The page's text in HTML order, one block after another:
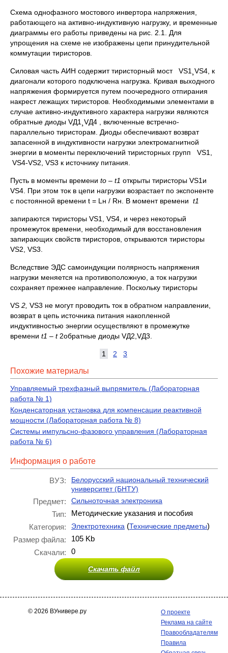
Схема однофазного мостового инвертора напряжения,
работающего на активно-индуктивную нагрузку, и временные
диаграммы его работы приведены на рис. 2.1. Для
упрощения на схеме не изображены цепи принудительной
коммутации тиристоров.
Силовая часть АИН содержит тиристорный мост VS1¸VS4, к
диагонали которого подключена нагрузка. Кривая выходного
напряжения формируется путем поочередного отпирания
накрест лежащих тиристоров. Необходимыми элементами в
случае активно-индуктивного характера нагрузки являются
обратные диоды VД1¸VД4 , включенные встречно-
параллельно тиристорам. Диоды обеспечивают возврат
запасенной в индуктивности нагрузки электромагнитной
энергии в моменты переключений тиристорных групп VS1,
VS4-VS2, VS3 к источнику питания.
Пусть в моменты времени tо – t1 открыты тиристоры VS1и
VS4. При этом ток в цепи нагрузки возрастает по экспоненте
с постоянной времени t = Lн / Rн. В момент времени t1
запираются тиристоры VS1, VS4, и через некоторый
промежуток времени, необходимый для восстановления
запирающих свойств тиристоров, открываются тиристоры
VS2, VS3.
Вследствие ЭДС самоиндукции полярность напряжения
нагрузки меняется на противоположную, а ток нагрузки
сохраняет прежнее направление. Поскольку тиристоры
VS 2, VS3 не могут проводить ток в обратном направлении,
возврат в цепь источника питания накопленной
индуктивностью энергии осуществляют в промежутке
времени t1 – t2обратные диоды VД2,VД3.
1 2 3
Похожие материалы
Управляемый трехфазный выпрямитель (Лабораторная
работа № 1)
Конденсаторная установка для компенсации реактивной
мощности (Лабораторная работа № 8)
Системы импульсно-фазового управления (Лабораторная
работа № 6)
Информация о работе
ВУЗ:
Белорусский национальный технический
университет (БНТУ)
Предмет: Сильноточная электроника
Тип:
Методические указания и пособия
Категория:
Электротехника (Технические предметы)
Размер файла:
105 Kb
Скачали:
0
Скачать файл
© 2026 ВУнивере.ру
О проекте
Реклама на сайте
Правообладателям
Правила